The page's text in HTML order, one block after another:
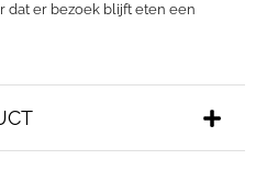
dat er bezoek blijft eten een